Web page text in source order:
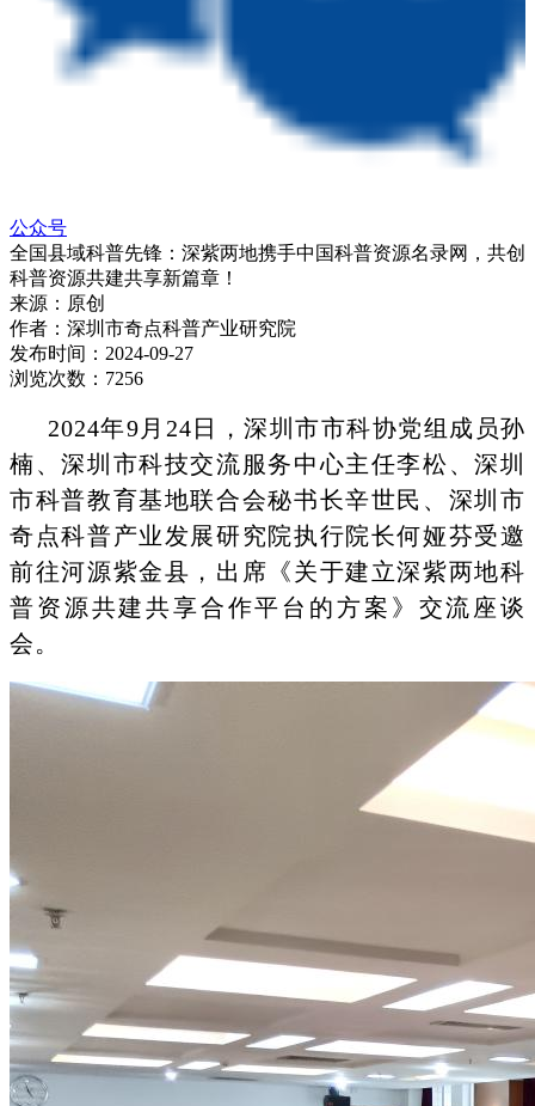
公众号
全国县域科普先锋：深紫两地携手中国科普资源名录网，共创
科普资源共建共享新篇章！
来源： 原创
作者： 深圳市奇点科普产业研究院
发布时间： 2024-09-27
浏览次数： 7256
2024年9月24日，深圳市市科协党组成员孙
楠、深圳市科技交流服务中心主任李松、深圳
市科普教育基地联合会秘书长辛世民、深圳市
奇点科普产业发展研究院执行院长何娅芬受邀
前往河源紫金县，出席《关于建立深紫两地科
普资源共建共享合作平台的方案》交流座谈
会。